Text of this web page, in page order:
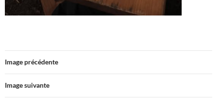
Image précédente
Image suivante